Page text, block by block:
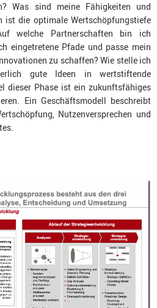
Was sind meine Fähigkeiten und
ist die optimale Wertschöpfungstiefe
welche Partnerschaften bin ich
eingetretene Pfade und passe mein
zu schaffen? Wie stelle ich
gute Ideen in wertstiftende
dieser Phase ist ein zukunftsfähiges
Ein Geschäftsmodell beschreibt
Nutzenversprechen und